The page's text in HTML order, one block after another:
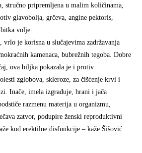
stručno pripremljena u malim količinama,
glavobolja, grčeva, angine pektoris,
volje.
vrlo je korisna u slučajevima zadržavanja
kamenaca, bubrežnih tegoba. Dobre
ova biljka pokazala je i protiv
zglobova, skleroze, za čišćenje krvi i
Inače, imela izgrađuje, hrani i jača
razmenu materija u organizmu,
zatvor, podupire ženski reproduktivni
kod erektilne disfunkcije – kaže Šišović.